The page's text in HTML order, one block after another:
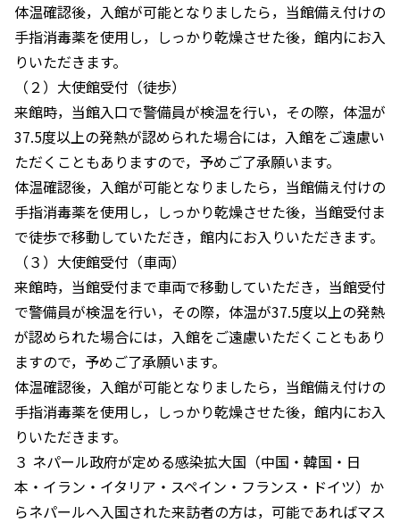
体温確認後，入館が可能となりましたら，当館備え付けの
手指消毒薬を使用し，しっかり乾燥させた後，館内にお入
りいただきます。
（２）大使館受付（徒歩）
来館時，当館入口で警備員が検温を行い，その際，体温が
37.5度以上の発熱が認められた場合には，入館をご遠慮い
ただくこともありますので，予めご了承願います。
体温確認後，入館が可能となりましたら，当館備え付けの
手指消毒薬を使用し，しっかり乾燥させた後，当館受付ま
で徒歩で移動していただき，館内にお入りいただきます。
（３）大使館受付（車両）
来館時，当館受付まで車両で移動していただき，当館受付
で警備員が検温を行い，その際，体温が37.5度以上の発熱
が認められた場合には，入館をご遠慮いただくこともあり
ますので，予めご了承願います。
体温確認後，入館が可能となりましたら，当館備え付けの
手指消毒薬を使用し，しっかり乾燥させた後，館内にお入
りいただきます。
３ ネパール政府が定める感染拡大国（中国・韓国・日
本・イラン・イタリア・スペイン・フランス・ドイツ）か
らネパールへ入国された来訪者の方は，可能であればマス